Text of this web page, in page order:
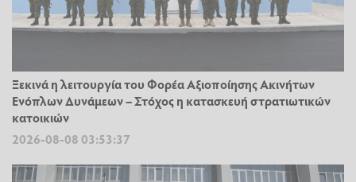
Ξεκινά η λειτουργία του Φορέα Αξιοποίησης Ακινήτων
Ενόπλων Δυνάμεων – Στόχος η κατασκευή στρατιωτικών
κατοικιών
2026-08-08 03:53:37